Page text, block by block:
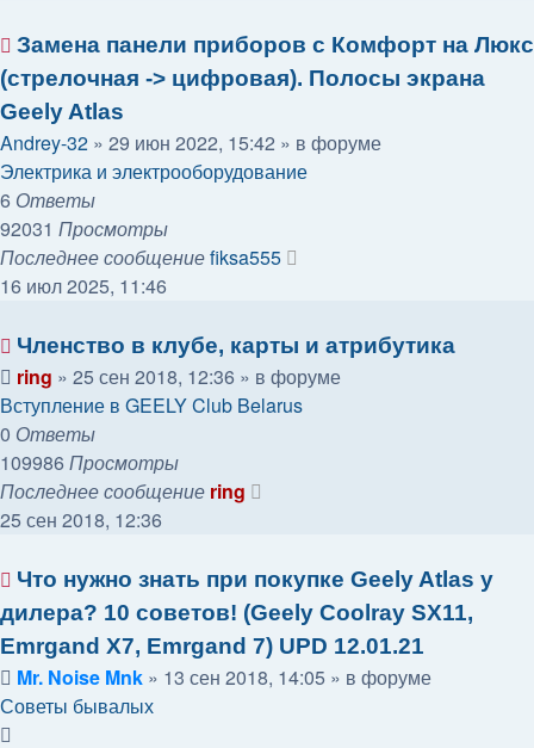
Замена панели приборов с Комфорт на Люкс
(стрелочная -> цифровая). Полосы экрана
Geely Atlas
Andrey-32 » 29 июн 2022, 15:42 » в форуме
Электрика и электрооборудование
6 Ответы
92031 Просмотры
Последнее сообщениеfiksa555
16 июл 2025, 11:46
Членство в клубе, карты и атрибутика
ring » 25 сен 2018, 12:36 » в форуме
Вступление в GEELY Club Belarus
0 Ответы
109986Просмотры
Последнее сообщение ring
25 сен 2018, 12:36
Что нужно знать при покупке Geely Atlas у
дилера? 10 советов! (Geely Coolray SX11,
Emrgand X7, Emrgand 7) UPD 12.01.21
Mr. Noise Mnk » 13 сен 2018, 14:05 » в форуме
Советы бывалых